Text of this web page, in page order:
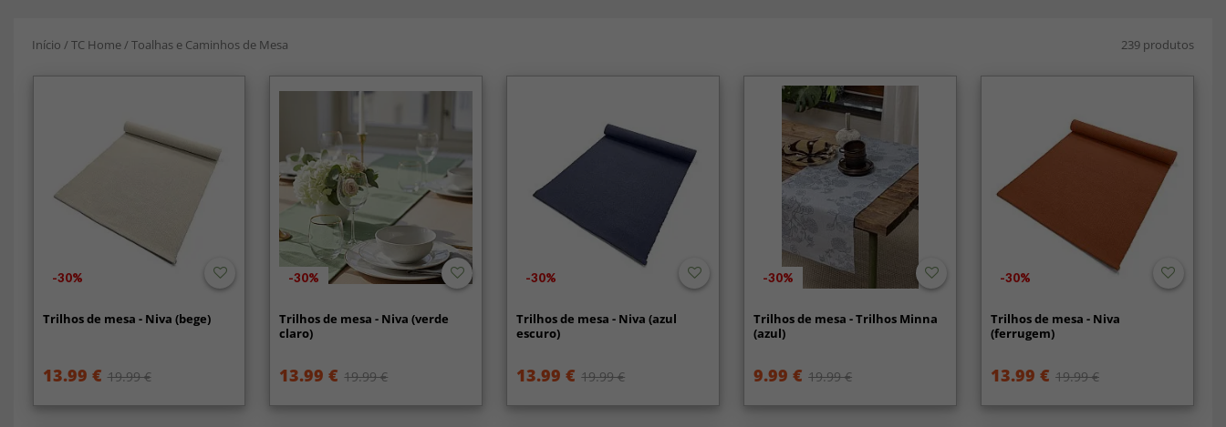
Início /TC Home/Toalhas e Caminhos de Mesa 239 produtos
-30%
Trilhos de mesa - Niva (bege)
13.99 € 19.99 €
-30%
Trilhos de mesa - Niva (verde
claro)
13.99 € 19.99 €
-30%
Trilhos de mesa - Niva (azul
escuro)
13.99 € 19.99 €
-30%
Trilhos de mesa - Trilhos Minna
(azul)
9.99 € 19.99 €
-30%
Trilhos de mesa - Niva
(ferrugem)
13.99 € 19.99 €